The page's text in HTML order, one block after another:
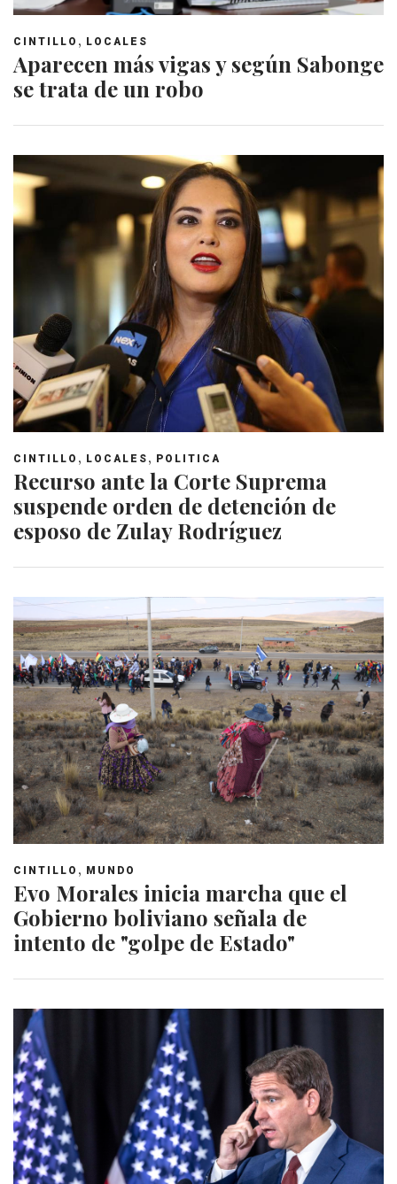
CINTILLO , LOCALES
Aparecen más vigas y según Sabonge
se trata de un robo
CINTILLO , LOCALES , POLITICA
Recurso ante la Corte Suprema
suspende orden de detención de
esposo de Zulay Rodríguez
CINTILLO , MUNDO
Evo Morales inicia marcha que el
Gobierno boliviano señala de
intento de "golpe de Estado"